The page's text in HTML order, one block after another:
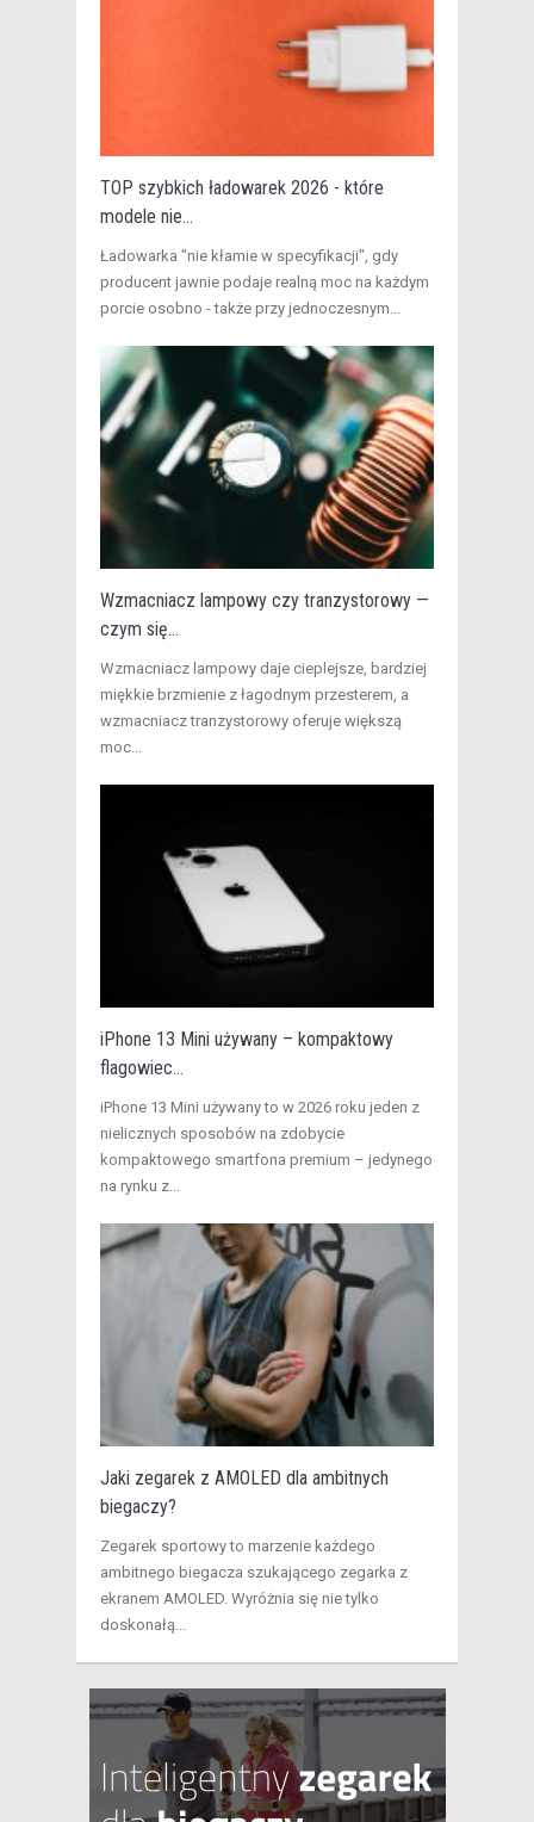
TOP szybkich ładowarek 2026 - które
modele nie...
​Ładowarka "nie kłamie w specyfikacji", gdy
producent jawnie podaje realną moc na każdym
porcie osobno - także przy jednoczesnym...
Wzmacniacz lampowy czy tranzystorowy —
czym się...
​Wzmacniacz lampowy daje cieplejsze, bardziej
miękkie brzmienie z łagodnym przesterem, a
wzmacniacz tranzystorowy oferuje większą
moc...
iPhone 13 Mini używany – kompaktowy
flagowiec...
​iPhone 13 Mini używany to w 2026 roku jeden z
nielicznych sposobów na zdobycie
kompaktowego smartfona premium – jedynego
na rynku z...
Jaki zegarek z AMOLED dla ambitnych
biegaczy?
​Zegarek sportowy to marzenie każdego
ambitnego biegacza szukającego zegarka z
ekranem AMOLED. Wyróżnia się nie tylko
doskonałą...